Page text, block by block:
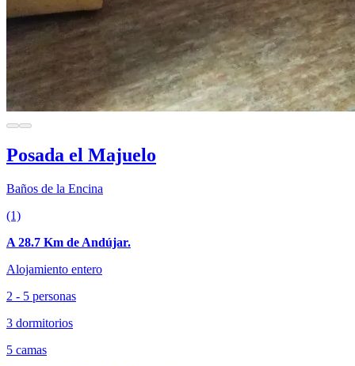
Posada el Majuelo
Baños de la Encina
(1)
A 28.7 Km de Andújar.
Alojamiento entero
2 - 5 personas
3 dormitorios
5 camas